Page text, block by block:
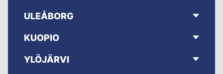
ULEÅBORG
KUOPIO
YLÖJÄRVI